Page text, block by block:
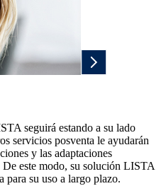
seguirá estando a su lado
servicios posventa le ayudarán
y las adaptaciones
este modo, su solución LISTA
para su uso a largo plazo.